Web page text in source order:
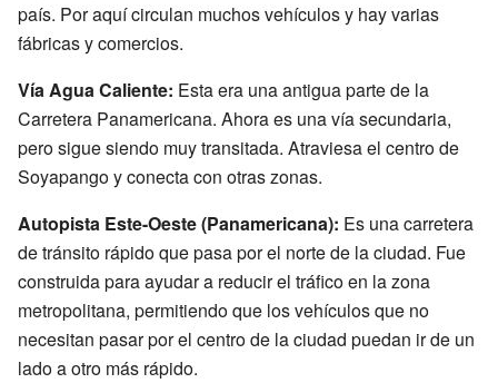
país. Por aquí circulan muchos vehículos y hay varias
fábricas y comercios.
Vía Agua Caliente: Esta era una antigua parte de la
Carretera Panamericana. Ahora es una vía secundaria,
pero sigue siendo muy transitada. Atraviesa el centro de
Soyapango y conecta con otras zonas.
Autopista Este-Oeste (Panamericana): Es una carretera
de tránsito rápido que pasa por el norte de la ciudad. Fue
construida para ayudar a reducir el tráfico en la zona
metropolitana, permitiendo que los vehículos que no
necesitan pasar por el centro de la ciudad puedan ir de un
lado a otro más rápido.